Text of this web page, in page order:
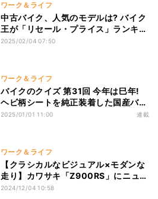
ワーク＆ライフ
中古バイク、人気のモデルは? バイク
王が「リセール・プライス」ランキン
グを発表!
2025/02/04 07:50
ワーク＆ライフ
バイクのクイズ 第31回 今年は巳年!
ヘビ柄シートを純正装着した国産バイ
クがあった?
2025/01/01 11:00 連載
ワーク＆ライフ
【クラシカルなビジュアル×モダンな
走り】カワサキ「Z900RS」にニュー
カラー追加!
2024/12/04 10:58